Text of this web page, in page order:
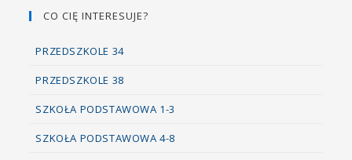
CO CIĘ INTERESUJE?
PRZEDSZKOLE 34
PRZEDSZKOLE 38
SZKOŁA PODSTAWOWA 1-3
SZKOŁA PODSTAWOWA 4-8